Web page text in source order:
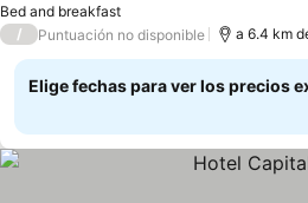
Bed and breakfast
Ver precios
/ Puntuación no disponible a 6.4 km
Elige fechas para ver los precios